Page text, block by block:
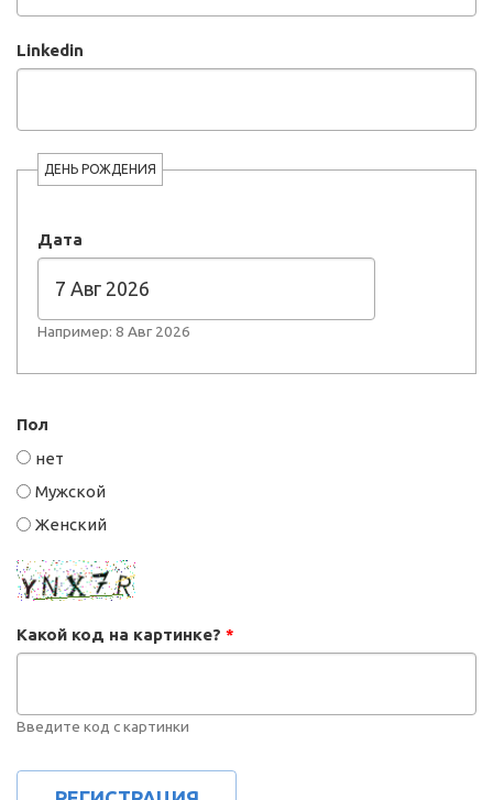
Linkedin
ДЕНЬ РОЖДЕНИЯ
Дата
Например: 8 Авг 2026
Пол
нет
Мужской
Женский
Какой код на картинке? *
Введите код с картинки